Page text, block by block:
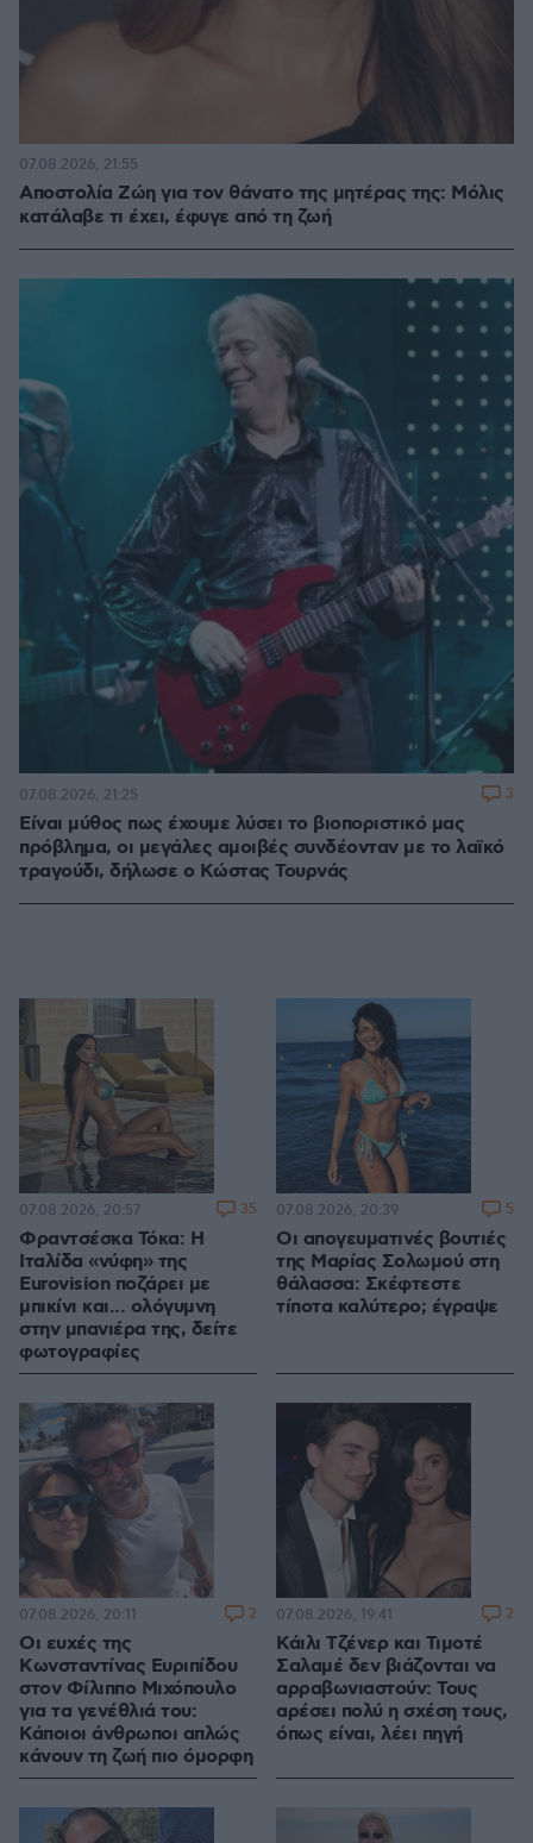
Αποστολία Ζώη για τον θάνατο της μητέρας της: Μόλις
κατάλαβε τι έχει, έφυγε από τη ζωή
07.08.2026, 21:55
Είναι μύθος πως έχουμε λύσει το βιοποριστικό μας
πρόβλημα, οι μεγάλες αμοιβές συνδέονταν με το λαϊκό
τραγούδι, δήλωσε ο Κώστας Τουρνάς
07.08.2026, 21:25 3
Φραντσέσκα Τόκα: Η
Ιταλίδα «νύφη» της
Eurovision ποζάρει με
μπικίνι και... ολόγυμνη
στην μπανιέρα της, δείτε
φωτογραφίες
07.08.2026, 20:57 35
Οι απογευματινές βουτιές
της Μαρίας Σολωμού στη
θάλασσα: Σκέφτεστε
τίποτα καλύτερο; έγραψε
07.08.2026, 20:39 5
Οι ευχές της
Κωνσταντίνας Ευριπίδου
στον Φίλιππο Μιχόπουλο
για τα γενέθλιά του:
Κάποιοι άνθρωποι απλώς
κάνουν τη ζωή πιο όμορφη
07.08.2026, 20:11 2
Κάιλι Τζένερ και Τιμοτέ
Σαλαμέ δεν βιάζονται να
αρραβωνιαστούν: Τους
αρέσει πολύ η σχέση τους,
όπως είναι, λέει πηγή
07.08.2026, 19:41 2